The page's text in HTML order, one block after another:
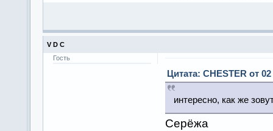
V D C
Гость
Цитата: CHESTER от
интересно, как же
Серёжа